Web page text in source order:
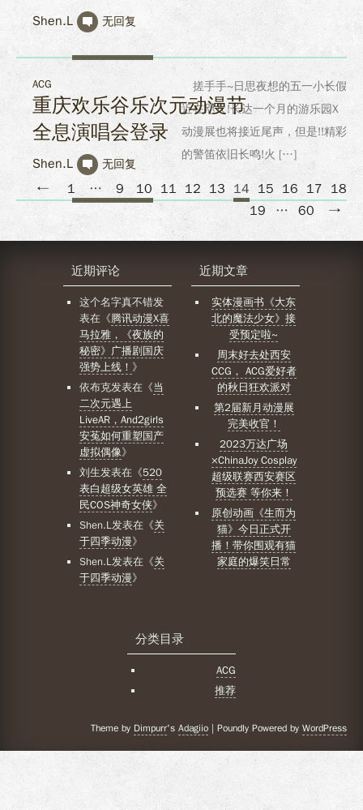
Shen.L 无回复
ACG
重庆欢乐谷乐次元动漫节
全息演唱会登录
Shen.L 无回复
搓手手~日思夜想的五一小长假
近在咫尺!长达一个月的游乐园X
动漫展也将接近尾声，但是!!精彩
的警笛依旧长鸣!火 […]
← 1 … 9 10 11 12 13 14 15 16 17 18
19
… 60 →
近期评论
这个名字真不错发
表在《腾讯动漫X喜
马拉雅，《夜族的
秘密》广播剧国庆
强势上线！ 》
依布克发表在《当
二次元遇上
LiveAR，And2girls
安菟如何重塑国产
虚拟偶像》
刘生发表在《520
表白超级女英雄 全
民COS神奇女侠》
Shen.L发表在《关
于四季动漫》
Shen.L发表在《关
于四季动漫》
近期文章
实体漫画书《大东
北的魔法少女》接
受预定啦~
周末好去处西安
CCG， ACG爱好者
的秋日狂欢派对
第2届新月动漫展
完美收官！
2023万达广场
×ChinaJoy Cosplay
超级联赛西安赛区
预选赛 等你来！
原创动画《生而为
猫》今日正式开
播！带你围观有猫
家庭的爆笑日常
分类目录
ACG
推荐
Theme by Dimpurr's Adagiio | Poundly Powered by WordPress